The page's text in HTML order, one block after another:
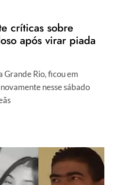
críticas sobre
após virar piada
Grande Rio, ficou em
nesse sábado